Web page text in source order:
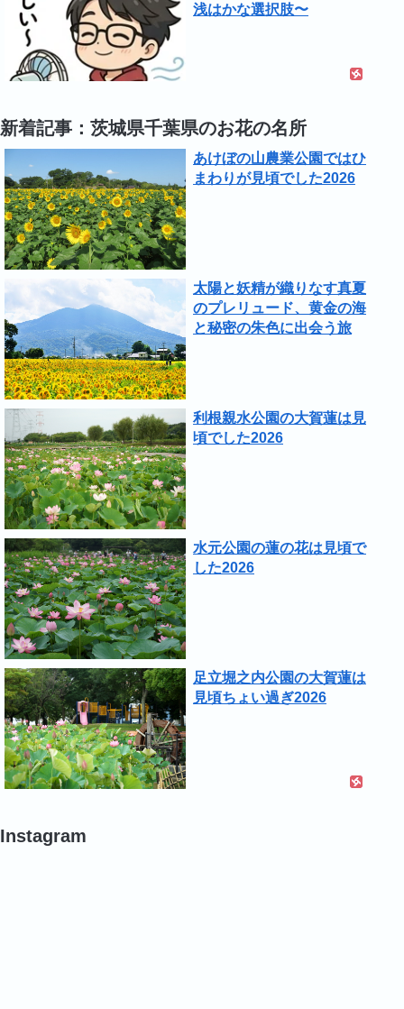
浅はかな選択肢〜
新着記事：茨城県千葉県のお花の名所
あけぼの山農業公園ではひ
まわりが見頃でした2026
太陽と妖精が織りなす真夏
のプレリュード、黄金の海
と秘密の朱色に出会う旅
利根親水公園の大賀蓮は見
頃でした2026
水元公園の蓮の花は見頃で
した2026
足立堀之内公園の大賀蓮は
見頃ちょい過ぎ2026
Instagram